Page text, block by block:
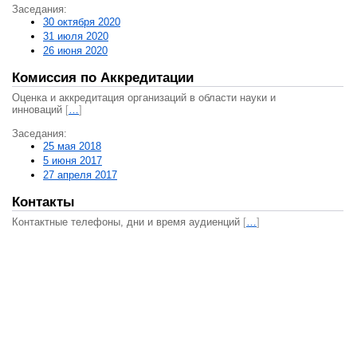
Заседания:
30 октября 2020
31 июля 2020
26 июня 2020
Комиссия по Аккредитации
Оценка и аккредитация организаций в области науки и
инноваций […]
Заседания:
25 мая 2018
5 июня 2017
27 апреля 2017
Контакты
Контактные телефоны, дни и время аудиенций […]